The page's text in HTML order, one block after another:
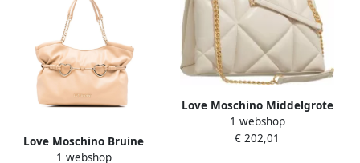
Love Moschino Bruine
tassen met top ritssluiting
1 webshop
Love Moschino Middelgrote
tassen Lente Zomer
Collectie Polyurethaan
1 webshop
€ 202,01